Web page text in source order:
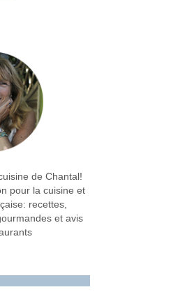
de Chantal!
pour la cuisine et
recettes,
et avis